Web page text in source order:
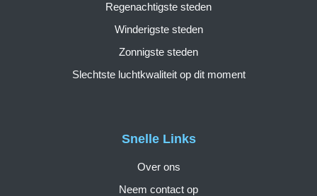
Snelle Links
Over ons
Neem contact op
Regenachtigste steden
Winderigste steden
Zonnigste steden
Slechtste luchtkwaliteit op dit moment